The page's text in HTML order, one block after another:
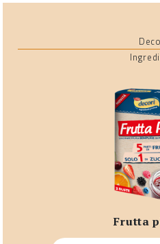
frutta